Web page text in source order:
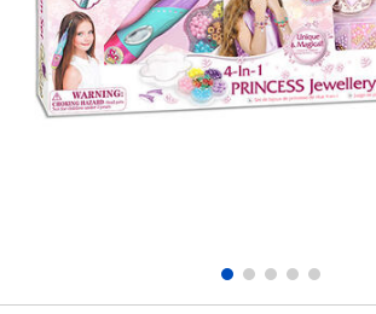
อุปกรณ์อิเล็คทรอนิกส์
เกมและพัซเซิล
กิจกรรมกลางแจ้งและกีฬา
X-Shot
playpop